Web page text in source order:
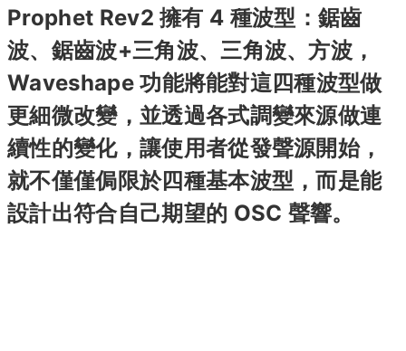
Prophet Rev2 擁有 4 種波型：鋸齒
波、鋸齒波+三角波、三角波、方波，
Waveshape 功能將能對這四種波型做
更細微改變，並透過各式調變來源做連
續性的變化，讓使用者從發聲源開始，
就不僅僅侷限於四種基本波型，而是能
設計出符合自己期望的 OSC 聲響。